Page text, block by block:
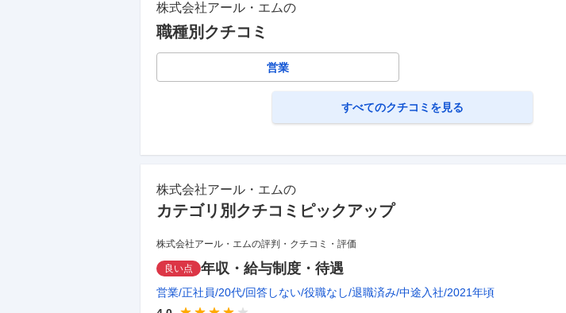
株式会社アール・エムの
職種別クチコミ
営業
すべてのクチコミを見る
株式会社アール・エムの
カテゴリ別クチコミピックアップ
株式会社アール・エムの評判・クチコミ・評価
良い点 年収・給与制度・待遇
営業 正社員 20代 回答しない 役職なし 退職済み 中途入社 2021年頃